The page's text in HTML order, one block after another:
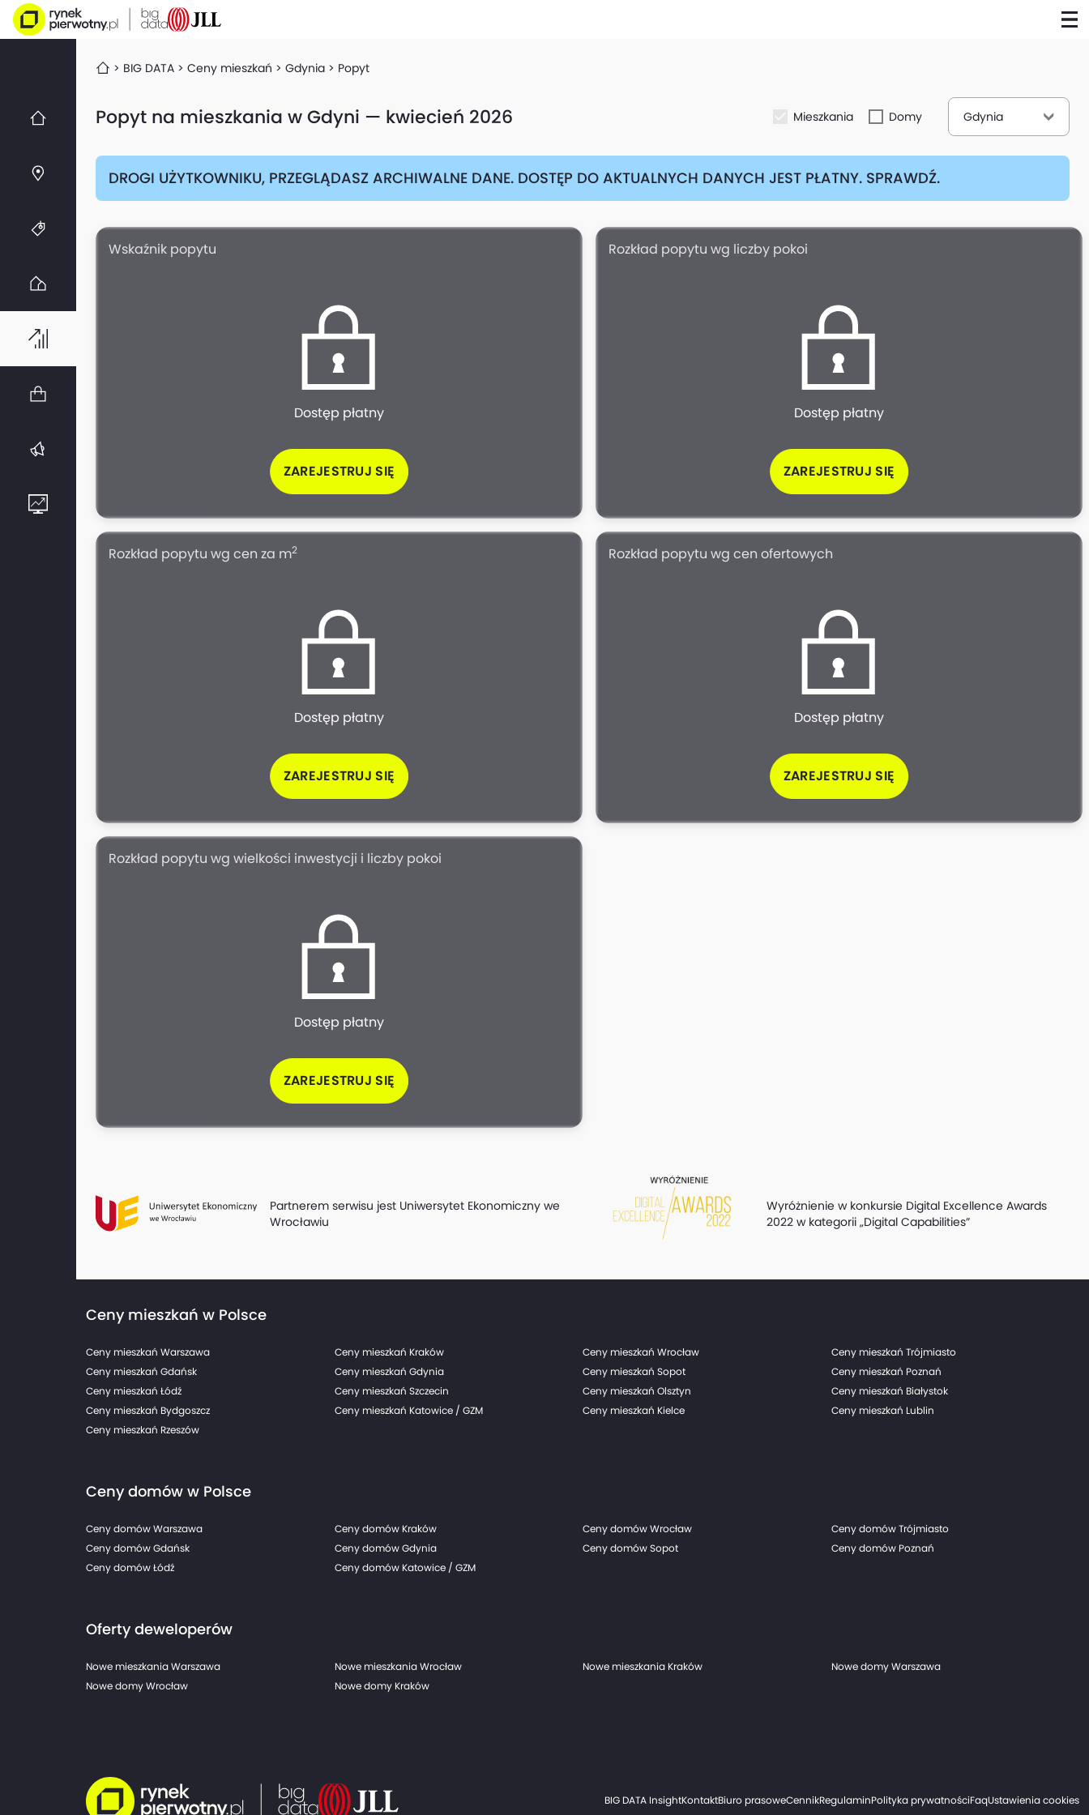
BIG DATA Ceny mieszkań Gdynia Popyt
Popyt na mieszkania w Gdyni — kwiecień 2026 Mieszkania Domy Gdynia
DROGI UŻYTKOWNIKU, PRZEGLĄDASZ ARCHIWALNE DANE. DOSTĘP DO AKTUALNYCH DANYCH JEST PŁATNY. SPRAWDŹ.
Wskaźnik popytu
Dostęp płatny
ZAREJESTRUJ SIĘ
Rozkład popytu wg liczby pokoi
Dostęp płatny
ZAREJESTRUJ SIĘ
Rozkład popytu wg cen za m2
Dostęp płatny
ZAREJESTRUJ SIĘ
Rozkład popytu wg cen ofertowych
Dostęp płatny
ZAREJESTRUJ SIĘ
Rozkład popytu wg wielkości inwestycji i liczby pokoi
Dostęp płatny
ZAREJESTRUJ SIĘ
Partnerem serwisu jest Uniwersytet Ekonomiczny we
Wrocławiu
Wyróżnienie w konkursie Digital Excellence Awards
2022 w kategorii „Digital Capabilities”
Ceny mieszkań w Polsce
Ceny mieszkań Warszawa Ceny mieszkań Kraków Ceny mieszkań Wrocław
Ceny mieszkań Trójmiasto
Ceny mieszkań Gdańsk
Ceny mieszkań Gdynia Ceny mieszkań Sopot
Ceny mieszkań Poznań
Ceny mieszkań Łódź
Ceny mieszkań Szczecin Ceny mieszkań Olsztyn
Ceny mieszkań Białystok
Ceny mieszkań Bydgoszcz
Ceny mieszkań Katowice / GZM Ceny mieszkań Kielce
Ceny mieszkań Lublin
Ceny mieszkań Rzeszów
Ceny domów w Polsce
Ceny domów Warszawa Ceny domów Kraków Ceny domów Wrocław
Ceny domów Trójmiasto
Ceny domów Gdańsk
Ceny domów Gdynia Ceny domów Sopot
Ceny domów Poznań
Ceny domów Łódź
Ceny domów Katowice / GZM
Oferty deweloperów
Nowe mieszkania Warszawa Nowe mieszkania Wrocław Nowe mieszkania Kraków
Nowe domy Warszawa
Nowe domy Wrocław
Nowe domy Kraków
BIG DATA InsightKontaktBiuro prasoweCennikRegulaminPolityka prywatnościFaqUstawienia cookies